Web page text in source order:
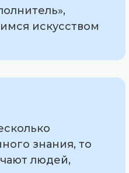
искусством
знания, то
людей,